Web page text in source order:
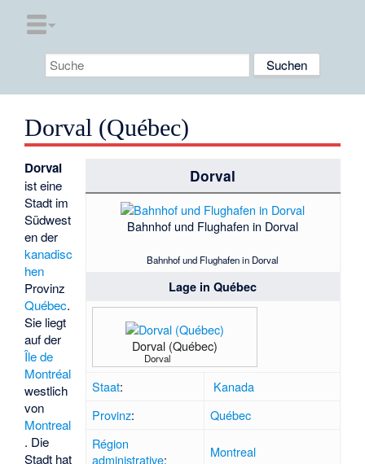
Dorval (Québec)
Dorval
Bahnhof und Flughafen in Dorval
Bahnhof und Flughafen in Dorval
Lage in Québec
Dorval (Québec)
Dorval
Staat:
Kanada
Provinz:
Québec
Région
administrative: Montreal
Dorval
ist eine
Stadt im
Südwest
en der
kanadisc
hen
Provinz
Québec.
Sie liegt
auf der
Île de
Montréal
westlich
von
Montreal
. Die
Stadt hat